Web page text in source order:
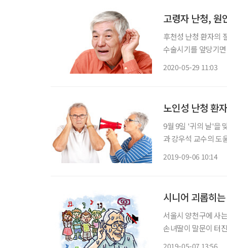
고령자 난청, 원
후천성 난청 환자의
수술시기를 앞당기
2020-05-29 11:03
노인성 난청 환
9월 9일 '귀의 날'을
과 강우석 교수의 도움말을 담아봤다. 노인성 난청
2019-09-06 10:14
시니어 괴롭히
서울시 양천구에 사
손녀딸이 말문이 터